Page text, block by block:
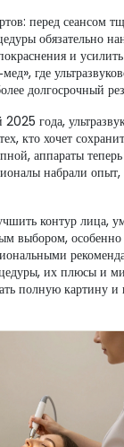
перед сеансом
обязательно
и
где
долгосрочный
года,
кто хочет
аппараты
набрали
контур лица,
выбором, особенно
их плюсы и
полную картину